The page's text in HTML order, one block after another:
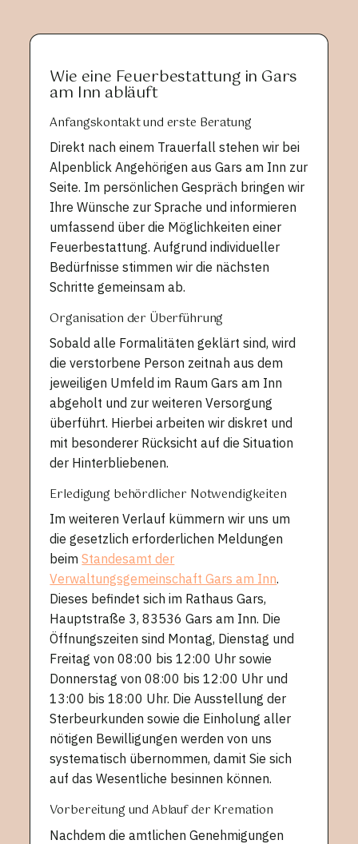
Wie eine Feuerbestattung in Gars
am Inn abläuft
Anfangskontakt und erste Beratung
Direkt nach einem Trauerfall stehen wir bei
Alpenblick Angehörigen aus Gars am Inn zur
Seite. Im persönlichen Gespräch bringen wir
Ihre Wünsche zur Sprache und informieren
umfassend über die Möglichkeiten einer
Feuerbestattung. Aufgrund individueller
Bedürfnisse stimmen wir die nächsten
Schritte gemeinsam ab.
Organisation der Überführung
Sobald alle Formalitäten geklärt sind, wird
die verstorbene Person zeitnah aus dem
jeweiligen Umfeld im Raum Gars am Inn
abgeholt und zur weiteren Versorgung
überführt. Hierbei arbeiten wir diskret und
mit besonderer Rücksicht auf die Situation
der Hinterbliebenen.
Erledigung behördlicher Notwendigkeiten
Im weiteren Verlauf kümmern wir uns um
die gesetzlich erforderlichen Meldungen
beimStandesamt der
Verwaltungsgemeinschaft Gars am Inn.
Dieses befindet sich im Rathaus Gars,
Hauptstraße 3, 83536 Gars am Inn. Die
Öffnungszeiten sind Montag, Dienstag und
Freitag von 08:00 bis 12:00 Uhr sowie
Donnerstag von 08:00 bis 12:00 Uhr und
13:00 bis 18:00 Uhr. Die Ausstellung der
Sterbeurkunden sowie die Einholung aller
nötigen Bewilligungen werden von uns
systematisch übernommen, damit Sie sich
auf das Wesentliche besinnen können.
Vorbereitung und Ablauf der Kremation
Nachdem die amtlichen Genehmigungen